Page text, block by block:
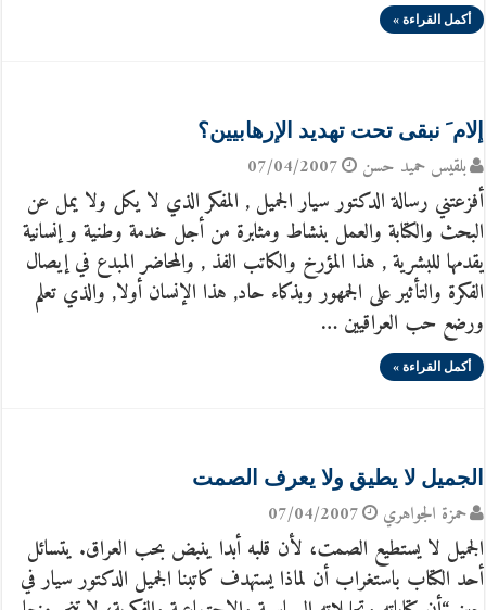
أكمل القراءة »
إلام َ نبقى تحت تهديد الإرهابيين؟
بلقيس حميد حسن 07/04/2007
أفزعتني رسالة الدكتور سيار الجميل , المفكر الذي لا يكل ولا يمل عن
البحث والكتابة والعمل بنشاط ومثابرة من أجل خدمة وطنية و إنسانية
يقدمها للبشرية , هذا المؤرخ والكاتب الفذ , والمحاضر المبدع في إيصال
الفكرة والتأثير على الجمهور وبذكاء حاد, هذا الإنسان أولا, والذي تعلم
ورضع حب العراقيين …
أكمل القراءة »
الجميل لا يطيق ولا يعرف الصمت
حمزة الجواهري 07/04/2007
الجميل لا يستطيع الصمت، لأن قلبه أبدا ينبض بحب العراق. يتسائل
أحد الكتاب باستغراب أن لماذا يستهدف كاتبنا الجميل الدكتور سيار في